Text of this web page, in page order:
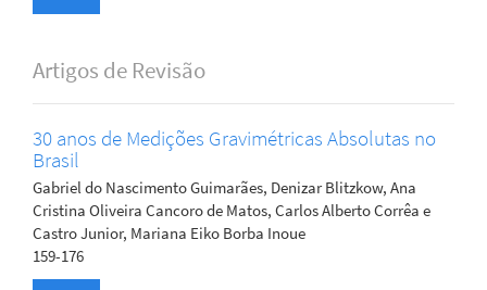
Artigos de Revisão
30 anos de Medições Gravimétricas Absolutas no
Brasil
Gabriel do Nascimento Guimarães, Denizar Blitzkow, Ana
Cristina Oliveira Cancoro de Matos, Carlos Alberto Corrêa e
Castro Junior, Mariana Eiko Borba Inoue
159-176